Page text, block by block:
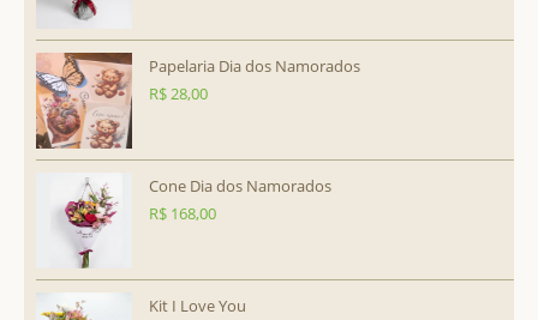
Papelaria Dia dos Namorados
R$28,00
Cone Dia dos Namorados
R$ 168,00
Kit I Love You